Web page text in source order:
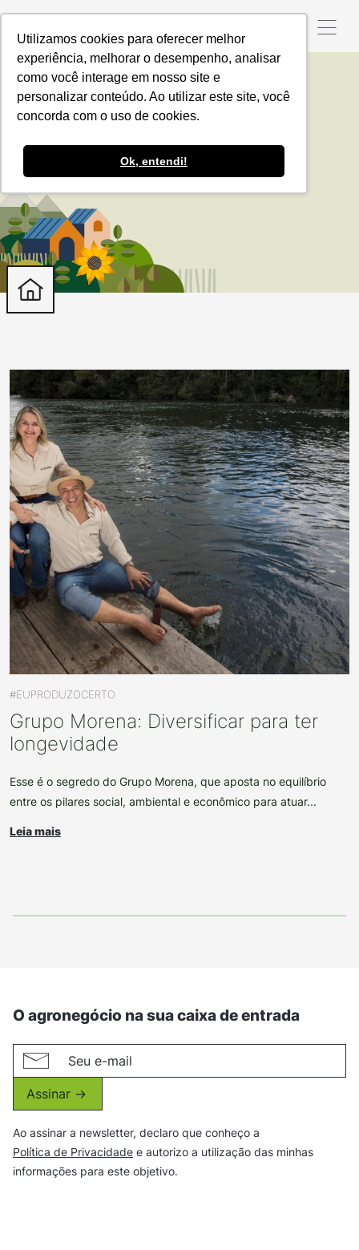
Utilizamos cookies para oferecer melhor
experiência, melhorar o desempenho, analisar
como você interage em nosso site e
personalizar conteúdo. Ao utilizar este site, você
concorda com o uso de cookies.
Ok, entendi!
Romeu Ciochetta
#EUPRODUZOCERTO
Grupo Morena: Diversificar para ter
longevidade
Esse é o segredo do Grupo Morena, que aposta no equilíbrio
entre os pilares social, ambiental e econômico para atuar...
Leia mais
O agronegócio na sua caixa de entrada
Assinar ->
Ao assinar a newsletter, declaro que conheço a
Política de Privacidade e autorizo a utilização das minhas
informações para este objetivo.